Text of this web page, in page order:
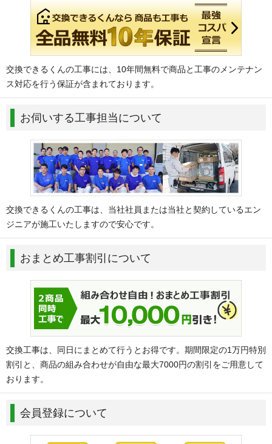
交換できるくんの工事には、10年間無料で商品と工事のメンテナン
ス対応を行う保証が含まれております。
お伺いする工事担当について
交換できるくんの工事は、当社社員または当社と契約しているエン
ジニアが施工いたしますので安心です。
おまとめ工事割引について
交換工事は、同日にまとめて行うとお得です。期間限定の1万円特別
割引と、商品の組み合わせが自由な最大7000円の割引をご用意して
おります。
会員登録について